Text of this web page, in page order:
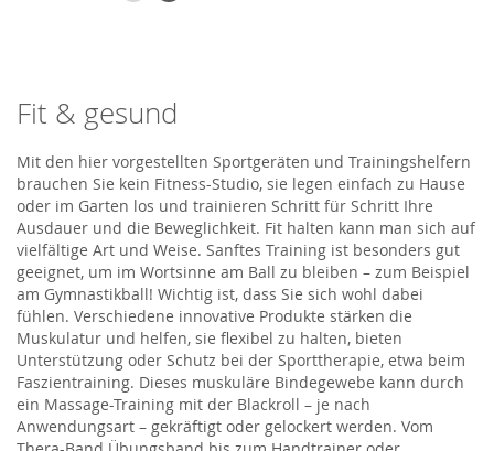
Fit & gesund
Mit den hier vorgestellten Sportgeräten und Trainingshelfern
brauchen Sie kein Fitness-Studio, sie legen einfach zu Hause
oder im Garten los und trainieren Schritt für Schritt Ihre
Ausdauer und die Beweglichkeit. Fit halten kann man sich auf
vielfältige Art und Weise. Sanftes Training ist besonders gut
geeignet, um im Wortsinne am Ball zu bleiben – zum Beispiel
am Gymnastikball! Wichtig ist, dass Sie sich wohl dabei
fühlen. Verschiedene innovative Produkte stärken die
Muskulatur und helfen, sie flexibel zu halten, bieten
Unterstützung oder Schutz bei der Sporttherapie, etwa beim
Faszientraining. Dieses muskuläre Bindegewebe kann durch
ein Massage-Training mit der Blackroll – je nach
Anwendungsart – gekräftigt oder gelockert werden. Vom